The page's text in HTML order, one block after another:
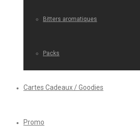
Bitters aromatiques
Packs
Cartes Cadeaux / Goodies
Promo